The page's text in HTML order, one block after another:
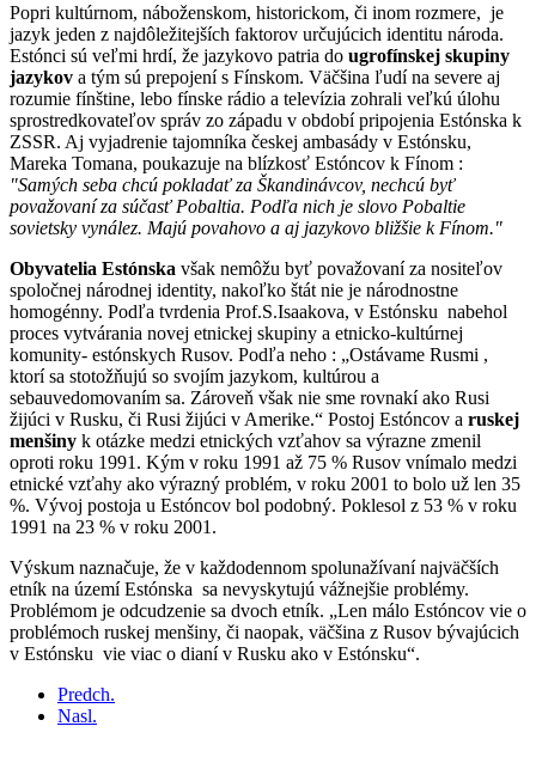
Popri kultúrnom, náboženskom, historickom, či inom rozmere, je
jazyk jeden z najdôležitejších faktorov určujúcich identitu národa.
Estónci sú veľmi hrdí, že jazykovo patria do ugrofínskej skupiny
jazykov a tým sú prepojení s Fínskom. Väčšina ľudí na severe aj
rozumie fínštine, lebo fínske rádio a televízia zohrali veľkú úlohu
sprostredkovateľov správ zo západu v období pripojenia Estónska k
ZSSR. Aj vyjadrenie tajomníka českej ambasády v Estónsku,
Mareka Tomana, poukazuje na blízkosť Estóncov k Fínom :
"Samých seba chcú pokladať za Škandinávcov, nechcú byť
považovaní za súčasť Pobaltia. Podľa nich je slovo Pobaltie
sovietsky vynález. Majú povahovo a aj jazykovo bližšie k Fínom."
Obyvatelia Estónska však nemôžu byť považovaní za nositeľov
spoločnej národnej identity, nakoľko štát nie je národnostne
homogénny. Podľa tvrdenia Prof.S.Isaakova, v Estónsku nabehol
proces vytvárania novej etnickej skupiny a etnicko-kultúrnej
komunity- estónskych Rusov. Podľa neho : „Ostávame Rusmi ,
ktorí sa stotožňujú so svojím jazykom, kultúrou a
sebauvedomovaním sa. Zároveň však nie sme rovnakí ako Rusi
žijúci v Rusku, či Rusi žijúci v Amerike.“ Postoj Estóncov a ruskej
menšiny k otázke medzi etnických vzťahov sa výrazne zmenil
oproti roku 1991. Kým v roku 1991 až 75 % Rusov vnímalo medzi
etnické vzťahy ako výrazný problém, v roku 2001 to bolo už len 35
%. Vývoj postoja u Estóncov bol podobný. Poklesol z 53 % v roku
1991 na 23 % v roku 2001.
Výskum naznačuje, že v každodennom spolunažívaní najväčších
etník na území Estónska sa nevyskytujú vážnejšie problémy.
Problémom je odcudzenie sa dvoch etník. „Len málo Estóncov vie o
problémoch ruskej menšiny, či naopak, väčšina z Rusov bývajúcich
v Estónsku vie viac o dianí v Rusku ako v Estónsku“.
Predch.
Nasl.